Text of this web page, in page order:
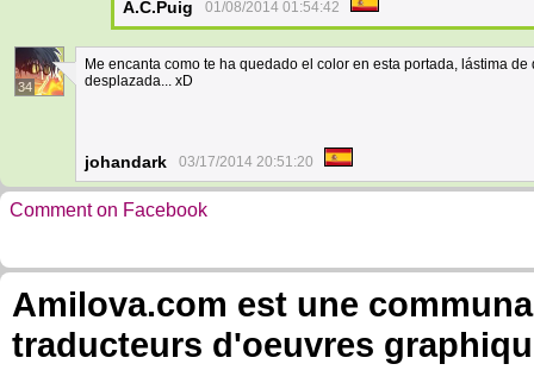
A.C.Puig 01/08/2014 01:54:42
34
Me encanta como te ha quedado el color en esta portada, lástima
desplazada... xD
johandark 03/17/2014 20:51:20
Comment on Facebook
Amilova.com est une
traducteurs d'oeuvres